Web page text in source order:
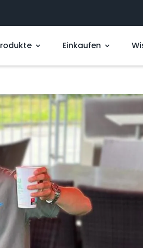
Einkaufen